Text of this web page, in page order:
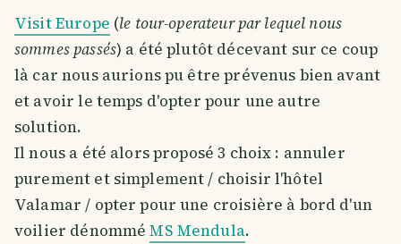
Visit Europe (le tour-operateur par lequel nous
sommes passés) a été plutôt décevant sur ce coup
là car nous aurions pu être prévenus bien avant
et avoir le temps d'opter pour une autre
solution.
Il nous a été alors proposé 3 choix : annuler
purement et simplement / choisir l'hôtel
Valamar / opter pour une croisière à bord d'un
voilier dénomméMS Mendula.